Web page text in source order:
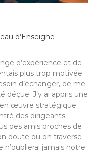
d’Enseigne
d’expérience et de
plus trop motivée
d’échanger, de me
déçue. J’y ai appris une
œuvre stratégique
des dirigeants
des amis proches de
doute ou on traverse
n’oublierai jamais notre